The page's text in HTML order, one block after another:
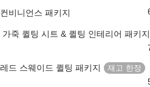
비니언스 패키지
가죽 퀼팅 시트 & 퀼팅 인테리어 패키지
드 스웨이드 퀼팅 패키지